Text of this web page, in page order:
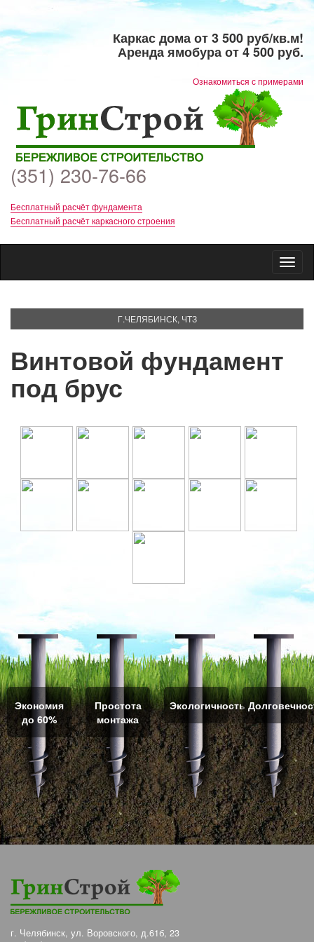
Каркас дома от 3 500 руб/кв.м!
Аренда ямобура от 4 500 руб.
​Ознакомиться с примерами
(351) 230-76-66
Бесплатный расчёт фундамента
Бесплатный расчёт каркасного строения
Г.ЧЕЛЯБИНСК, ЧТЗ
Винтовой фундамент
под брус
Экономия
до 60%
Простота
монтажа
Экологичность
г. Челябинск, ул. Воровского, д.61б, 23